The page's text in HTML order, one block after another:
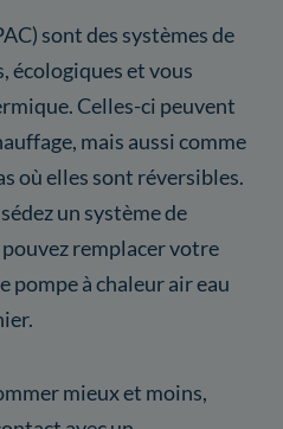
sont des systèmes de
écologiques et vous
Celles-ci peuvent
mais aussi comme
où elles sont réversibles.
un système de
remplacer votre
pompe à chaleur air eau
mieux et moins,